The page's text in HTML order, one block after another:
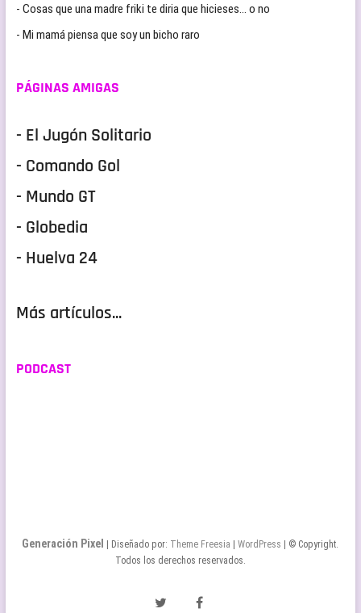
- Cosas que una madre friki te diria que hicieses… o no
- Mi mamá piensa que soy un bicho raro
PÁGINAS AMIGAS
- El Jugón Solitario
- Comando Gol
- Mundo GT
- Globedia
- Huelva 24
Más artículos...
PODCAST
Generación Pixel | Diseñado por: Theme Freesia |WordPress | © Copyright.
Todos los derechos reservados.
TwitterFacebook